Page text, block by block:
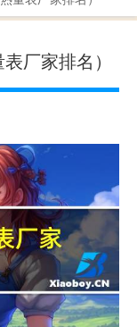
厂家排名）